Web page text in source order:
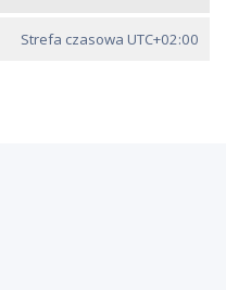
Strefa czasowa UTC+02:00